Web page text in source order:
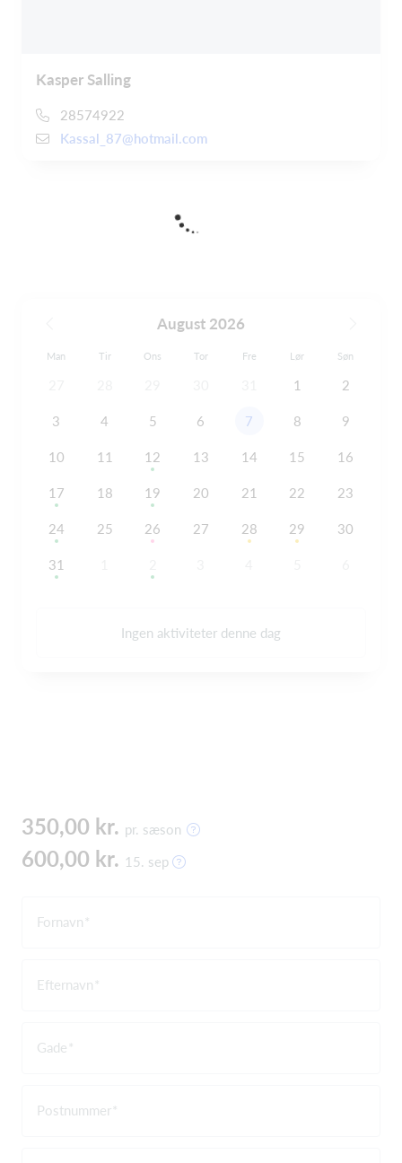
Kasper Salling
28574922
Kassal_87@hotmail.com
August 2026
Man Tir Ons Tor Fre Lør Søn
1 2
3 4 5 6 7 8 9
10 11 12 13 14 15 16
17 18 19 20 21 22 23
24 25 26 27 28 29 30
31
Ingen aktiviteter denne dag
350,00 kr. pr. sæson
600,00 kr. 15. sep
Fornavn
Efternavn
Gade
Postnummer